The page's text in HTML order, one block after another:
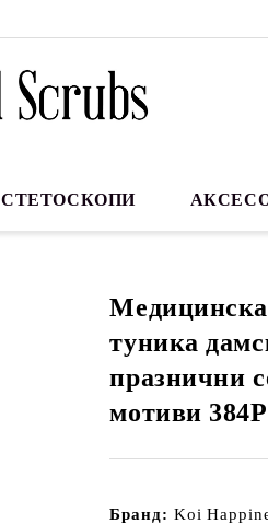
СТЕТОСКОПИ
Медицинска
туника
празнични
мотиви
Бранд: Koi